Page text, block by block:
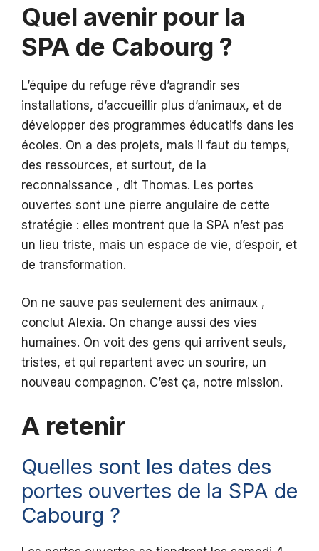
Quel avenir pour la
SPA de Cabourg ?
L’équipe du refuge rêve d’agrandir ses
installations, d’accueillir plus d’animaux, et de
développer des programmes éducatifs dans les
écoles. On a des projets, mais il faut du temps,
des ressources, et surtout, de la
reconnaissance , dit Thomas. Les portes
ouvertes sont une pierre angulaire de cette
stratégie : elles montrent que la SPA n’est pas
un lieu triste, mais un espace de vie, d’espoir, et
de transformation.
On ne sauve pas seulement des animaux ,
conclut Alexia. On change aussi des vies
humaines. On voit des gens qui arrivent seuls,
tristes, et qui repartent avec un sourire, un
nouveau compagnon. C’est ça, notre mission.
A retenir
Quelles sont les dates des
portes ouvertes de la SPA de
Cabourg ?